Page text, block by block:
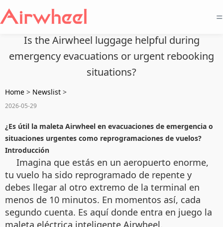
=
Is the Airwheel luggage helpful during
emergency evacuations or urgent rebooking
situations?
Home > Newslist >
2026-05-29
¿Es útil la maleta Airwheel en evacuaciones de emergencia o
situaciones urgentes como reprogramaciones de vuelos?
Introducción
Imagina que estás en un aeropuerto enorme,
tu vuelo ha sido reprogramado de repente y
debes llegar al otro extremo de la terminal en
menos de 10 minutos. En momentos así, cada
segundo cuenta. Es aquí donde entra en juego la
maleta eléctrica inteligente Airwheel,